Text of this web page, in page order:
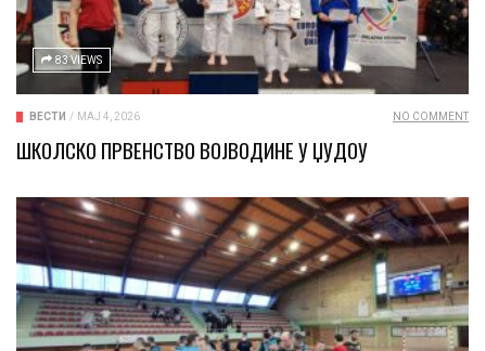
83 VIEWS
ВЕСТИ / МАЈ 4, 2026 NO COMMENT
ШКОЛСКО ПРВЕНСТВО ВОЈВОДИНЕ У ЏУДОУ